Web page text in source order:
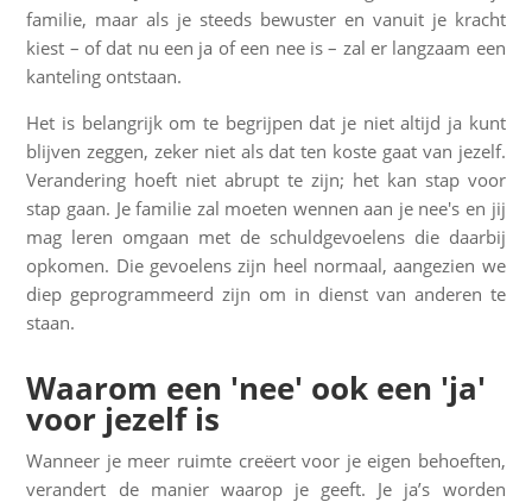
familie, maar als je steeds bewuster en vanuit je kracht
kiest – of dat nu een ja of een nee is – zal er langzaam een
kanteling ontstaan.
Het is belangrijk om te begrijpen dat je niet altijd ja kunt
blijven zeggen, zeker niet als dat ten koste gaat van jezelf.
Verandering hoeft niet abrupt te zijn; het kan stap voor
stap gaan. Je familie zal moeten wennen aan je nee's en jij
mag leren omgaan met de schuldgevoelens die daarbij
opkomen. Die gevoelens zijn heel normaal, aangezien we
diep geprogrammeerd zijn om in dienst van anderen te
staan.
Waarom een 'nee' ook een 'ja'
voor jezelf is
Wanneer je meer ruimte creëert voor je eigen behoeften,
verandert de manier waarop je geeft. Je ja’s worden